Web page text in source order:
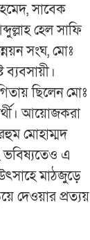
সাবেক
হেল সাফি
সংঘ, মোঃ
ছিলেন মোঃ
আয়োজকরা
মোহাম্মদ
ভবিষ্যতেও এ
মাঠজুড়ে
দেওয়ার প্রত্যয়